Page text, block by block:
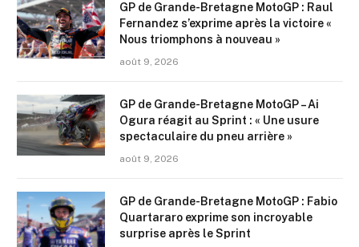
GP de Grande-Bretagne MotoGP : Raul
Fernandez s’exprime après la victoire «
Nous triomphons à nouveau »
août 9, 2026
GP de Grande-Bretagne MotoGP – Ai
Ogura réagit au Sprint : « Une usure
spectaculaire du pneu arrière »
août 9, 2026
GP de Grande-Bretagne MotoGP : Fabio
Quartararo exprime son incroyable
surprise après le Sprint